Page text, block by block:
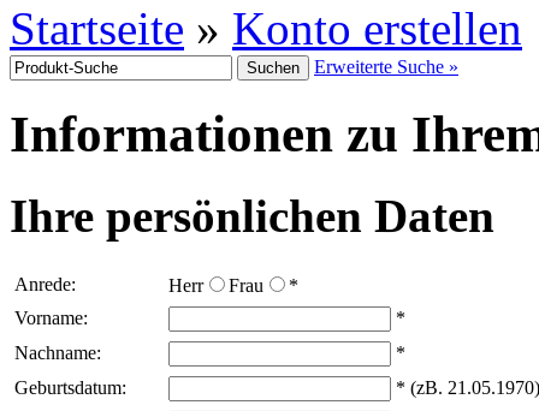
Startseite » Konto erstellen
Erweiterte Suche »
Informationen zu
Ihre persönlichen Daten
Anrede: Herr Frau
*
Vorname:
*
Nachname:
*
Geburtsdatum:
* (zB. 21.05.1970)